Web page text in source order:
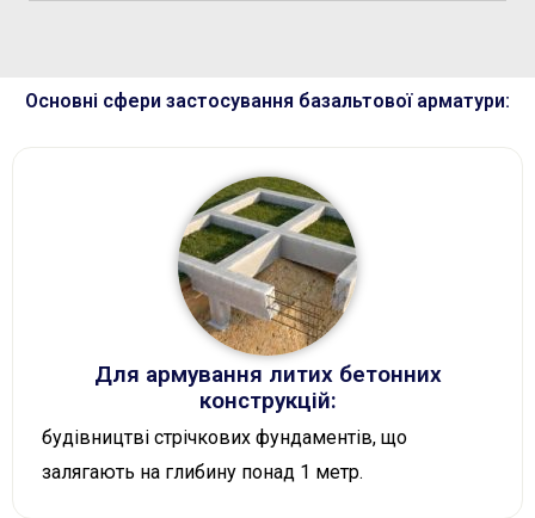
Основні сфери застосування базальтової арматури:
Для армування литих бетонних
конструкцій:
будівництві стрічкових фундаментів, що
залягають на глибину понад 1 метр.